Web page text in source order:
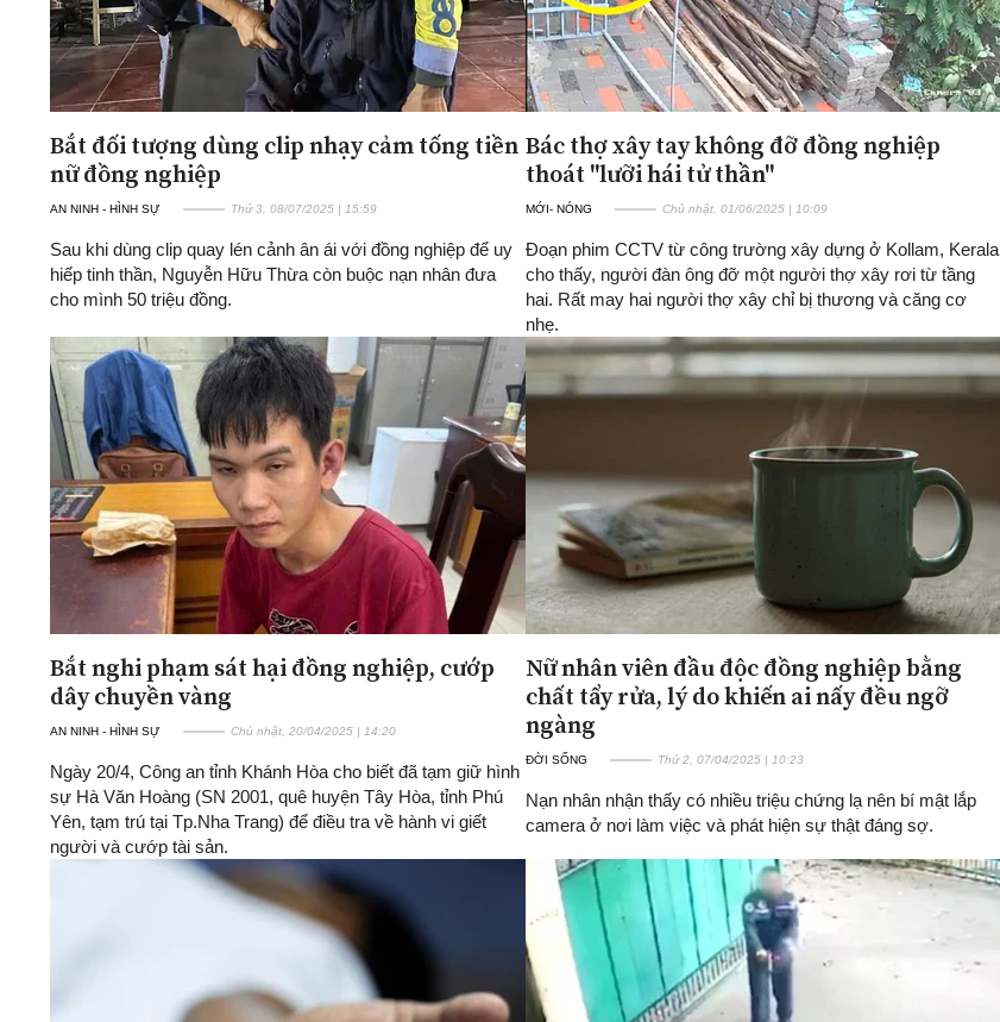
Bắt đối tượng dùng clip nhạy cảm tống tiền
nữ đồng nghiệp
AN NINH - HÌNH SỰ Thứ 3, 08/07/2025 | 15:59
Sau khi dùng clip quay lén cảnh ân ái với đồng nghiệp để uy
hiếp tinh thần, Nguyễn Hữu Thừa còn buộc nạn nhân đưa
cho mình 50 triệu đồng.
Bác thợ xây tay không đỡ đồng nghiệp
thoát "lưỡi hái tử thần"
MỚI- NÓNG Chủ nhật, 01/06/2025 | 10:09
Đoạn phim CCTV từ công trường xây dựng ở Kollam, Kerala
cho thấy, người đàn ông đỡ một người thợ xây rơi từ tầng
hai. Rất may hai người thợ xây chỉ bị thương và căng cơ
nhẹ.
Bắt nghi phạm sát hại đồng nghiệp, cướp
dây chuyền vàng
AN NINH - HÌNH SỰ Chủ nhật, 20/04/2025 | 14:20
Ngày 20/4, Công an tỉnh Khánh Hòa cho biết đã tạm giữ hình
sự Hà Văn Hoàng (SN 2001, quê huyện Tây Hòa, tỉnh Phú
Yên, tạm trú tại Tp.Nha Trang) để điều tra về hành vi giết
người và cướp tài sản.
Nữ nhân viên đầu độc đồng nghiệp bằng
chất tẩy rửa, lý do khiến ai nấy đều ngỡ
ngàng
ĐỜI SỐNG Thứ 2, 07/04/2025 | 10:23
Nạn nhân nhận thấy có nhiều triệu chứng lạ nên bí mật lắp
camera ở nơi làm việc và phát hiện sự thật đáng sợ.